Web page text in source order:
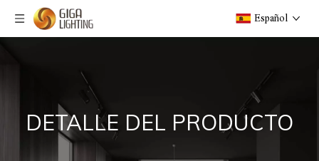
Español
DETALLE DEL PRODUCTO